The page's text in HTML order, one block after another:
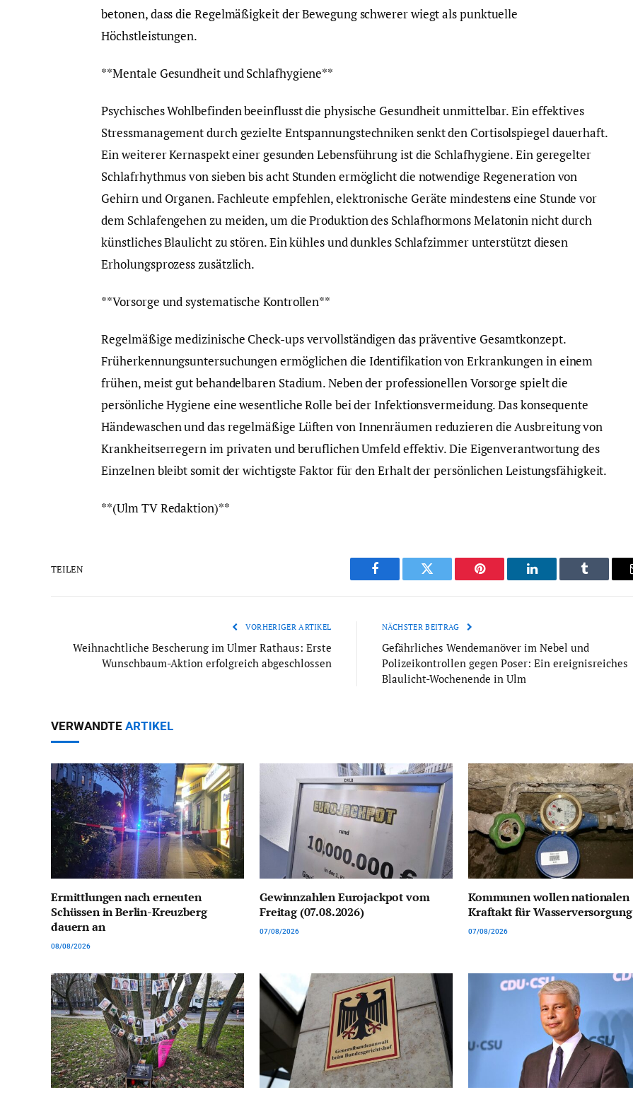
betonen, dass die Regelmäßigkeit der Bewegung schwerer wiegt als punktuelle
Höchstleistungen.
**Mentale Gesundheit und Schlafhygiene**
Psychisches Wohlbefinden beeinflusst die physische Gesundheit unmittelbar. Ein effektives
Stressmanagement durch gezielte Entspannungstechniken senkt den Cortisolspiegel dauerhaft.
Ein weiterer Kernaspekt einer gesunden Lebensführung ist die Schlafhygiene. Ein geregelter
Schlafrhythmus von sieben bis acht Stunden ermöglicht die notwendige Regeneration von
Gehirn und Organen. Fachleute empfehlen, elektronische Geräte mindestens eine Stunde vor
dem Schlafengehen zu meiden, um die Produktion des Schlafhormons Melatonin nicht durch
künstliches Blaulicht zu stören. Ein kühles und dunkles Schlafzimmer unterstützt diesen
Erholungsprozess zusätzlich.
**Vorsorge und systematische Kontrollen**
Regelmäßige medizinische Check-ups vervollständigen das präventive Gesamtkonzept.
Früherkennungsuntersuchungen ermöglichen die Identifikation von Erkrankungen in einem
frühen, meist gut behandelbaren Stadium. Neben der professionellen Vorsorge spielt die
persönliche Hygiene eine wesentliche Rolle bei der Infektionsvermeidung. Das konsequente
Händewaschen und das regelmäßige Lüften von Innenräumen reduzieren die Ausbreitung von
Krankheitserregern im privaten und beruflichen Umfeld effektiv. Die Eigenverantwortung des
Einzelnen bleibt somit der wichtigste Faktor für den Erhalt der persönlichen Leistungsfähigkeit.
**(Ulm TV Redaktion)**
TEILEN
Facebook Twitter Pinterest LinkedIn Tumblr
VORHERIGER ARTIKEL
Weihnachtliche Bescherung im Ulmer Rathaus: Erste
Wunschbaum-Aktion erfolgreich abgeschlossen
NÄCHSTER BEITRAG
Gefährliches Wendemanöver im Nebel und
Polizeikontrollen gegen Poser: Ein ereignisreiches
Blaulicht-Wochenende in Ulm
VERWANDTE ARTIKEL
Ermittlungen nach erneuten
Schüssen in Berlin-Kreuzberg
dauern an
08/08/2026
Gewinnzahlen Eurojackpot vom
Freitag (07.08.2026)
07/08/2026
Kommunen wollen nationalen
Kraftakt für Wasserversorgung
07/08/2026